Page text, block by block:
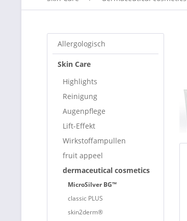
Allergologisch
Skin Care
Highlights
Reinigung
Augenpflege
Lift-Effekt
Wirkstoffampullen
fruit appeel
dermaceutical cosmetics
MicroSilver BG™
classic PLUS
skin2derm®